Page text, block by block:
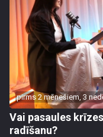
pirms 2 mēnešiem, 3
Vai pasaules
radīšanu?